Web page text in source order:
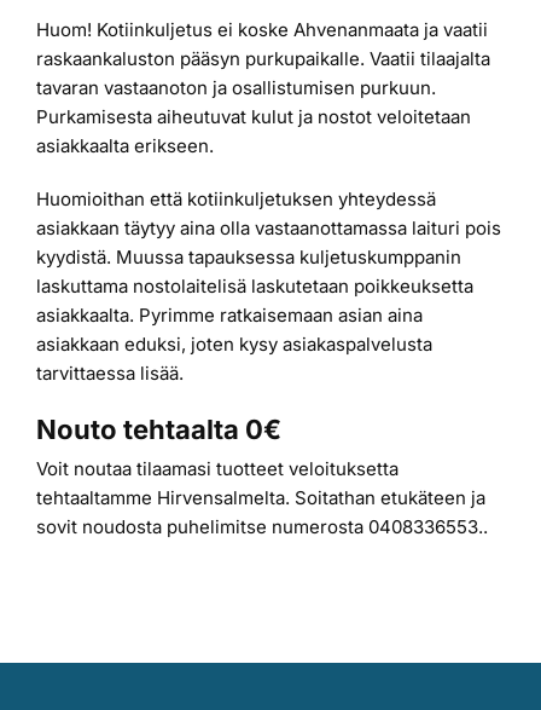
Huom! Kotiinkuljetus ei koske Ahvenanmaata ja vaatii
raskaankaluston pääsyn purkupaikalle. Vaatii tilaajalta
tavaran vastaanoton ja osallistumisen purkuun.
Purkamisesta aiheutuvat kulut ja nostot veloitetaan
asiakkaalta erikseen.
Huomioithan että kotiinkuljetuksen yhteydessä
asiakkaan täytyy aina olla vastaanottamassa laituri pois
kyydistä. Muussa tapauksessa kuljetuskumppanin
laskuttama nostolaitelisä laskutetaan poikkeuksetta
asiakkaalta. Pyrimme ratkaisemaan asian aina
asiakkaan eduksi, joten kysy asiakaspalvelusta
tarvittaessa lisää.
Nouto tehtaalta 0€
Voit noutaa tilaamasi tuotteet veloituksetta
tehtaaltamme Hirvensalmelta. Soitathan etukäteen ja
sovit noudosta puhelimitse numerosta 0408336553..